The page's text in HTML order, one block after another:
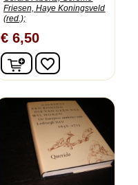
Friesen, Haye Koningsveld
(red.);
€ 6,50
In winkelwagen
favorite_border